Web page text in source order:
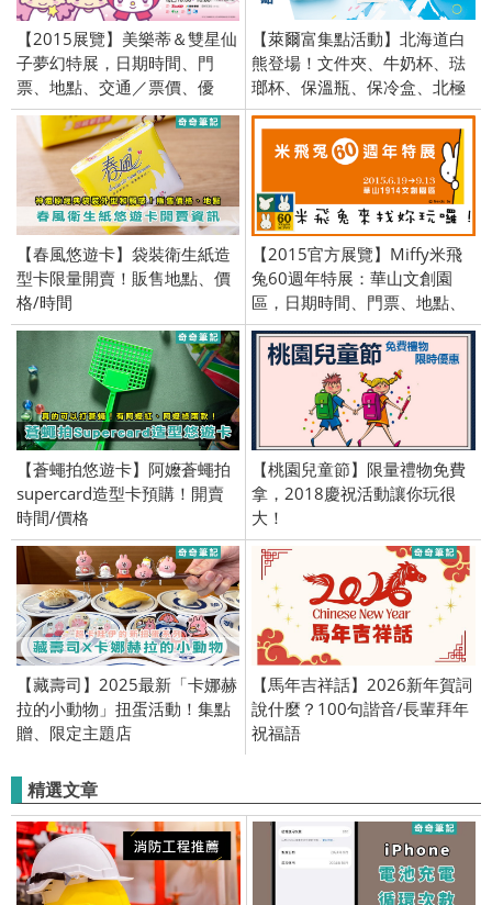
【2015展覽】美樂蒂＆雙星仙
子夢幻特展，日期時間、門
票、地點、交通／票價、優
惠、官方資訊
【萊爾富集點活動】北海道白
熊登場！文件夾、牛奶杯、琺
瑯杯、保溫瓶、保冷盒、北極
熊、Hi-Life
【春風悠遊卡】袋裝衛生紙造
型卡限量開賣！販售地點、價
格/時間
【2015官方展覽】Miffy米飛
兔60週年特展：華山文創園
區，日期時間、門票、地點、
交通／票價、優惠
【蒼蠅拍悠遊卡】阿嬤蒼蠅拍
supercard造型卡預購！開賣
時間/價格
【桃園兒童節】限量禮物免費
拿，2018慶祝活動讓你玩很
大！
【藏壽司】2025最新「卡娜赫
拉的小動物」扭蛋活動！集點
贈、限定主題店
【馬年吉祥話】2026新年賀詞
說什麼？100句諧音/長輩拜年
祝福語
精選文章